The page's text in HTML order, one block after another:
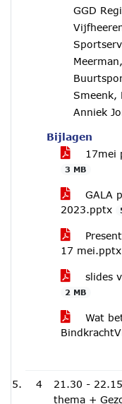
GGD
Smeenk,
Anniek
Bijlagen
17mei
3 MB
GALA
2023.pptx
17 mei.pptx
slides
2 MB
Wat
4
21.30 -
thema +